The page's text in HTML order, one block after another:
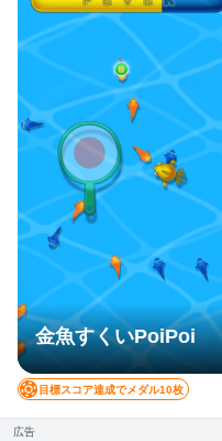
金魚すくいPoiPoi
目標スコア達成でメダル10枚
広告